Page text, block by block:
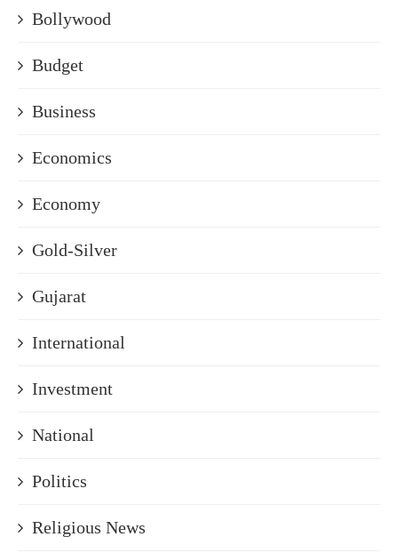
Bollywood
Budget
Business
Economics
Economy
Gold-Silver
Gujarat
International
Investment
National
Politics
Religious News